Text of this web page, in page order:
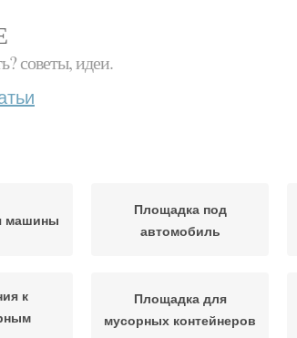
советы, идеи.
машины
Площадка под
автомобиль
к
Площадка для
мусорных контейнеров